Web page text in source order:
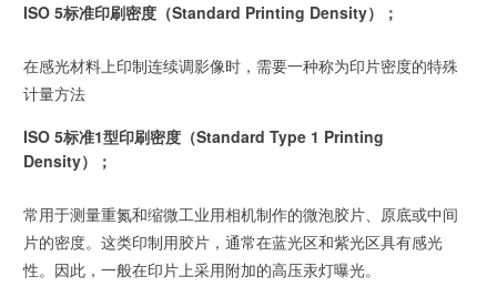
ISO 5标准印刷密度（Standard Printing Density）；
在感光材料上印制连续调影像时，需要一种称为印片密度的特殊
计量方法
ISO 5标准1型印刷密度（Standard Type 1 Printing
Density）；
常用于测量重氮和缩微工业用相机制作的微泡胶片、原底或中间
片的密度。这类印制用胶片，通常在蓝光区和紫光区具有感光
性。因此，一般在印片上采用附加的高压汞灯曝光。